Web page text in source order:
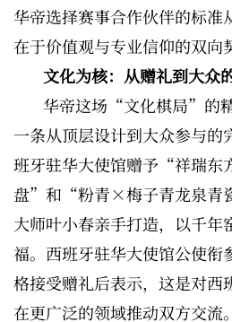
华帝选择赛事合作伙伴的标
在于价值观与专业信仰的双向
文化为核：从赠礼到大众
华帝这场“文化棋局”的
一条从顶层设计到大众参与的
班牙驻华大使馆赠予“祥瑞东
盘”和“粉青×梅子青龙泉青
大师叶小春亲手打造，以千年
福。西班牙驻华大使馆公使衔
格接受赠礼后表示，这是对西
在更广泛的领域推动双方交流。